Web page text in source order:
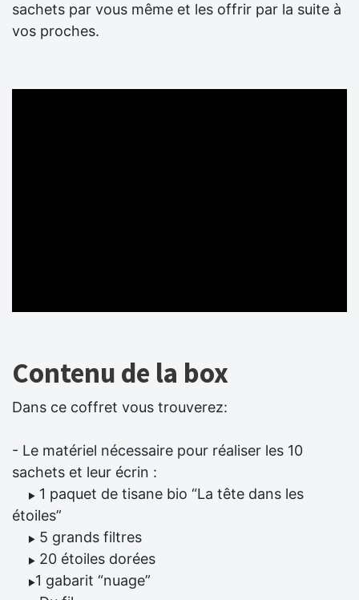
sachets par vous même et les offrir par la suite à
vos proches.
Contenu de la box
Dans ce coffret vous trouverez:
- Le matériel nécessaire pour réaliser les 10
sachets et leur écrin :
▶ 1 paquet de tisane bio “La tête dans les
étoiles”
▶ 5 grands filtres
▶ 20 étoiles dorées
▶1 gabarit “nuage”